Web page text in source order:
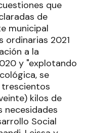
que
de
municipal
ordinarias 2021
a la
y "explotando
se
trescientos
kilos de
necesidades
Social